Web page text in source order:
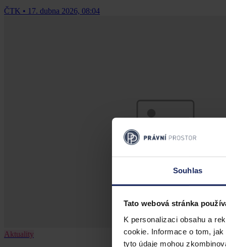
Souhlas
Tato webová stránka
K personalizaci obsahu a
cookie. Informace o tom,
tyto údaje mohou
ČTK • 17. dubna 2026, 08:04
Aktuality